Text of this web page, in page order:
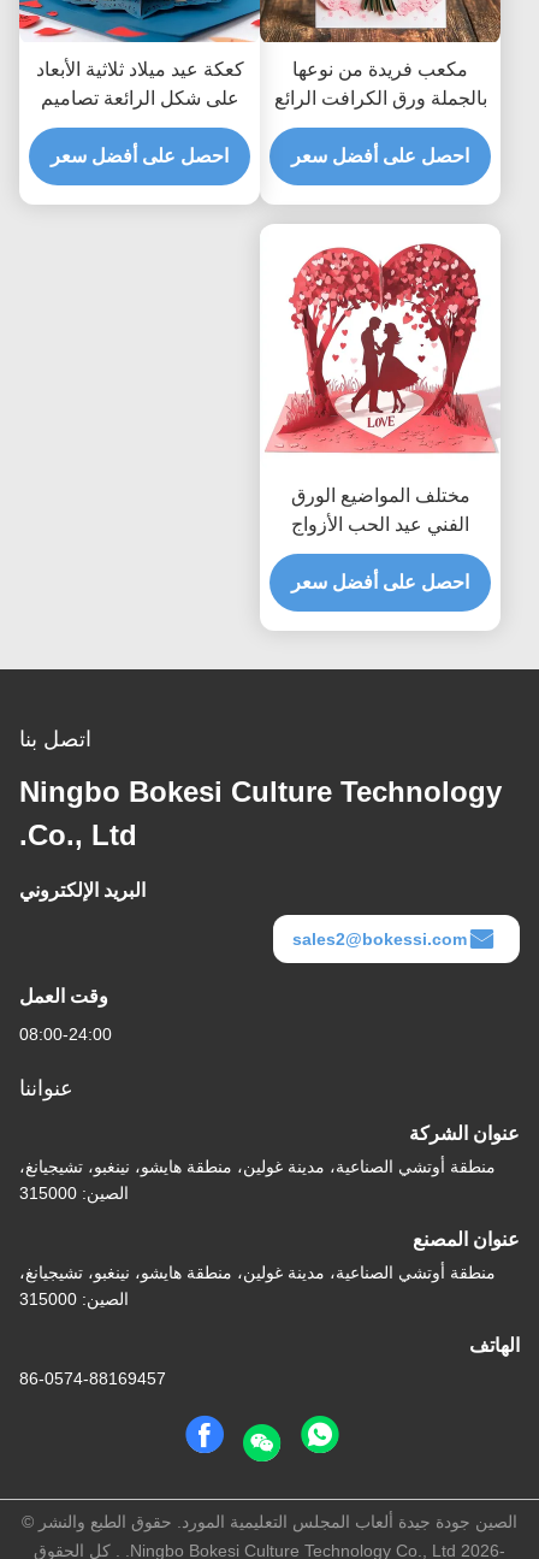
مكعب فريدة من نوعها
بالجملة ورق الكرافت الرائع
بطاقات تحية الزهور الجافة
المشمولة بالظروف B2B
احصل على أفضل سعر
كعكة عيد ميلاد ثلاثية الأبعاد
على شكل الرائعة تصاميم
مختلفة لبطاقات تحية
مبتكرة حديثة ومبتكرة
احصل على أفضل سعر
مختلف المواضيع الورق
الفني عيد الحب الأزواج
بطاقات تحياتي مصنوعة من
الورق
احصل على أفضل سعر
اتصل بنا
Ningbo Bokesi Culture Technology
Co., Ltd.
البريد الإلكتروني
sales2@bokessi.com
وقت العمل
08:00-24:00
عنواننا
عنوان الشركة
منطقة أوتشي الصناعية، مدينة غولين، منطقة هايشو، نينغبو، تشيجيانغ،
الصين: 315000
عنوان المصنع
منطقة أوتشي الصناعية، مدينة غولين، منطقة هايشو، نينغبو، تشيجيانغ،
الصين: 315000
الهاتف
86-0574-88169457
الصين جودة جيدة ألعاب المجلس التعليمية المورد. حقوق الطبع والنشر ©
-2026 Ningbo Bokesi Culture Technology Co., Ltd. . كل الحقوق